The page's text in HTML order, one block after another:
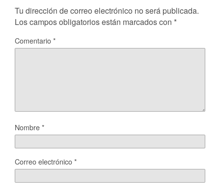
Tu dirección de correo electrónico no será publicada.
Los campos obligatorios están marcados con *
Comentario*
Nombre*
Correo electrónico*